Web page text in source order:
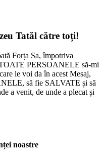
Tatăl către toți!
Forța Sa, împotriva
PERSOANELE să-mi
le voi da în acest Mesaj,
să fie SALVATE și să
a venit, de unde a plecat și
noastre